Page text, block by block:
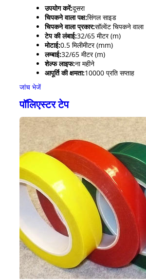
उपयोग करें:दूसरा
चिपकने वाला पक्ष:सिंगल साइड
चिपकने वाला प्रकार:सॉल्वेंट चिपकने वाला
टेप की लंबाई:32/65 मीटर (m)
मोटाई:0.5 मिलीमीटर (mm)
लम्बाई:32/65 मीटर (m)
शेल्फ लाइफ:ना महीने
आपूर्ति की क्षमता:10000 प्रति सप्ताह
जांच भेजें
पॉलिएस्टर टेप